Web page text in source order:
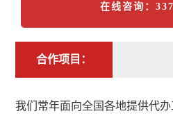
在线咨询：
合作项目：
我们常年面向全国各地提供代